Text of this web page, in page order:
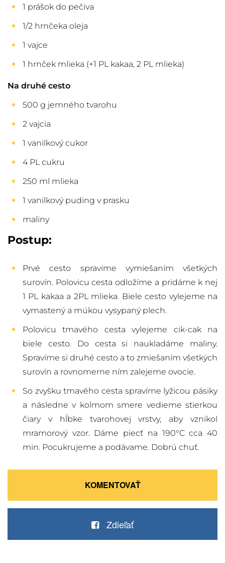
1 prášok do pečiva
1/2 hrnčeka oleja
1 vajce
1 hrnček mlieka (+1 PL kakaa, 2 PL mlieka)
Na druhé cesto
500 g jemného tvarohu
2 vajcia
1 vanilkový cukor
4 PL cukru
250 ml mlieka
1 vanilkový puding v prasku
maliny
Postup:
Prvé cesto spravíme vymiešaním všetkých
surovín. Polovicu cesta odložíme a pridáme k nej
1 PL kakaa a 2PL mlieka. Biele cesto vylejeme na
vymastený a múkou vysypaný plech.
Polovicu tmavého cesta vylejeme cik-cak na
biele cesto. Do cesta si naukladáme maliny.
Spravíme si druhé cesto a to zmiešaním všetkých
surovín a rovnomerne ním zalejeme ovocie.
So zvyšku tmavého cesta spravíme lyžicou pásiky
a následne v kolmom smere vedieme stierkou
čiary v hĺbke tvarohovej vrstvy, aby vznikol
mramorový vzor. Dáme piecť na 190°C cca 40
min. Pocukrujeme a podávame. Dobrú chuť.
KOMENTOVAŤ
Zdieľať